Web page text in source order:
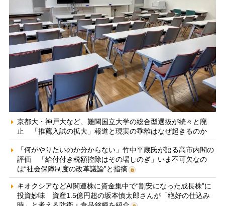
京都大・神戸大など、難関国立大学の総合型選抜が続々と廃
止 「推薦入試の拡大」報道と現実の乖離はなぜ起きるのか
「何がやりたいのか分からない」竹中平蔵氏が語る高市内閣の
評価 「給付付き税額控除はその場しのぎ」いま不可欠なの
は“社会保障制度の改革議論”と指摘
キオクシアなどAI関連株に資金集中で“割安になった成長株”に
投資妙味 資産1.5億円超の坂本慎太郎さんが「絶好の仕込み